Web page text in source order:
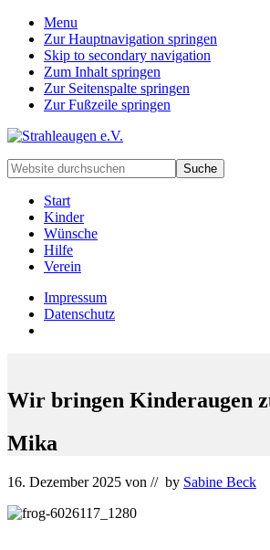
Menu
Zur Hauptnavigation springen
Skip to secondary navigation
Zum Inhalt springen
Zur Seitenspalte springen
Zur Fußzeile springen
Handarbeiten
für
besondere
Kinder
deren
Familien
Website
durchsuchen
Start
Kinder
Wünsche
Hilfe
Verein
Impressum
Datenschutz
Wir bringen Kinderaugen
Mika
16. Dezember 2025 von // by Sabine Beck